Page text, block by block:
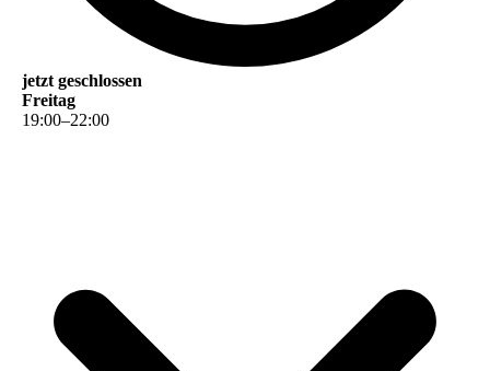
jetzt geschlossen
Freitag
19:00–22:00